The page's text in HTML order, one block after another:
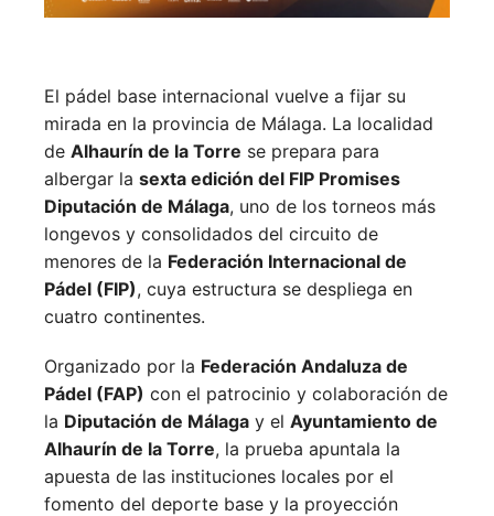
El pádel base internacional vuelve a fijar su
mirada en la provincia de Málaga. La localidad
de Alhaurín de la Torre se prepara para
albergar la sexta edición del FIP Promises
Diputación de Málaga, uno de los torneos más
longevos y consolidados del circuito de
menores de la Federación Internacional de
Pádel (FIP), cuya estructura se despliega en
cuatro continentes.
Organizado por la Federación Andaluza de
Pádel (FAP) con el patrocinio y colaboración de
la Diputación de Málaga y el Ayuntamiento de
Alhaurín de la Torre, la prueba apuntala la
apuesta de las instituciones locales por el
fomento del deporte base y la proyección